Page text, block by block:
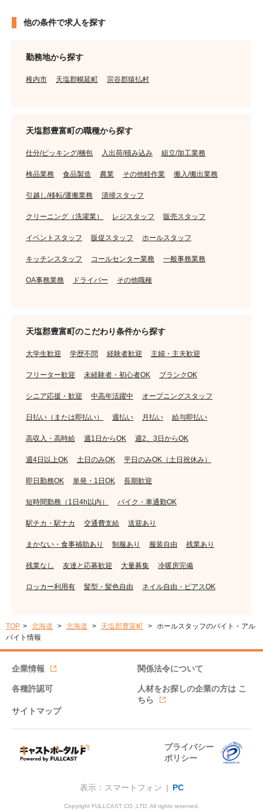
他の条件で求人を探す
勤務地から探す
稚内市 天塩郡幌延町 宗谷郡猿払村
天塩郡豊富町の職種から探す
仕分/ピッキング/梱包 入出荷/積み込み 組立/加工業務
検品業務 食品製造 農業 その他軽作業 搬入/搬出業務
引越し/移転/運搬業務 清掃スタッフ
クリーニング（洗濯業） レジスタッフ 販売スタッフ
イベントスタッフ 販促スタッフ ホールスタッフ
キッチンスタッフ コールセンター業務 一般事務業務
OA事務業務 ドライバー その他職種
天塩郡豊富町のこだわり条件から探す
大学生歓迎 学歴不問 経験者歓迎 主婦・主夫歓迎
フリーター歓迎 未経験者・初心者OK ブランクOK
シニア応援・歓迎 中高年活躍中 オープニングスタッフ
日払い（または即払い） 週払い 月払い 給与即払い
高収入・高時給 週1日からOK 週2、3日からOK
週4日以上OK 土日のみOK 平日のみOK（土日祝休み）
即日勤務OK 単発・1日OK 長期歓迎
短時間勤務（1日4h以内） バイク・車通勤OK
駅チカ・駅ナカ 交通費支給 送迎あり
まかない・食事補助あり 制服あり 服装自由 残業あり
残業なし 友達と応募歓迎 大量募集 冷暖房完備
ロッカー利用有 髪型・髪色自由 ネイル自由・ピアスOK
TOP 北海道 北海道 天塩郡豊富町
ホールスタッフのバイト・アル
バイト情報
企業情報 関係法令について
各種許認可 人材をお探しの企業の方は こ
ちら
サイトマップ
プライバシー
ポリシー
表示：スマートフォン | PC
Copyright FULLCAST CO.,LTD. All rights reserved.